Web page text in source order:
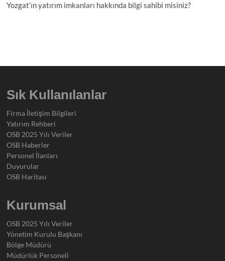
Yozgat'ın yatırım imkanları hakkında bilgi sahibi misiniz?
Sık Kullanılanlar
Firma İletişim Bilgileri
Yatırım Rehberi
OSB 2025 Yılı Veriler
OSB Haberler
Personel İlanları
Duyurular
OSB Haritası
Kurumsal
OSB 2025 Yılı Veriler
Yönetim Kurulu Başkanı
Bölge Müdürü
Müdürlük Personeli